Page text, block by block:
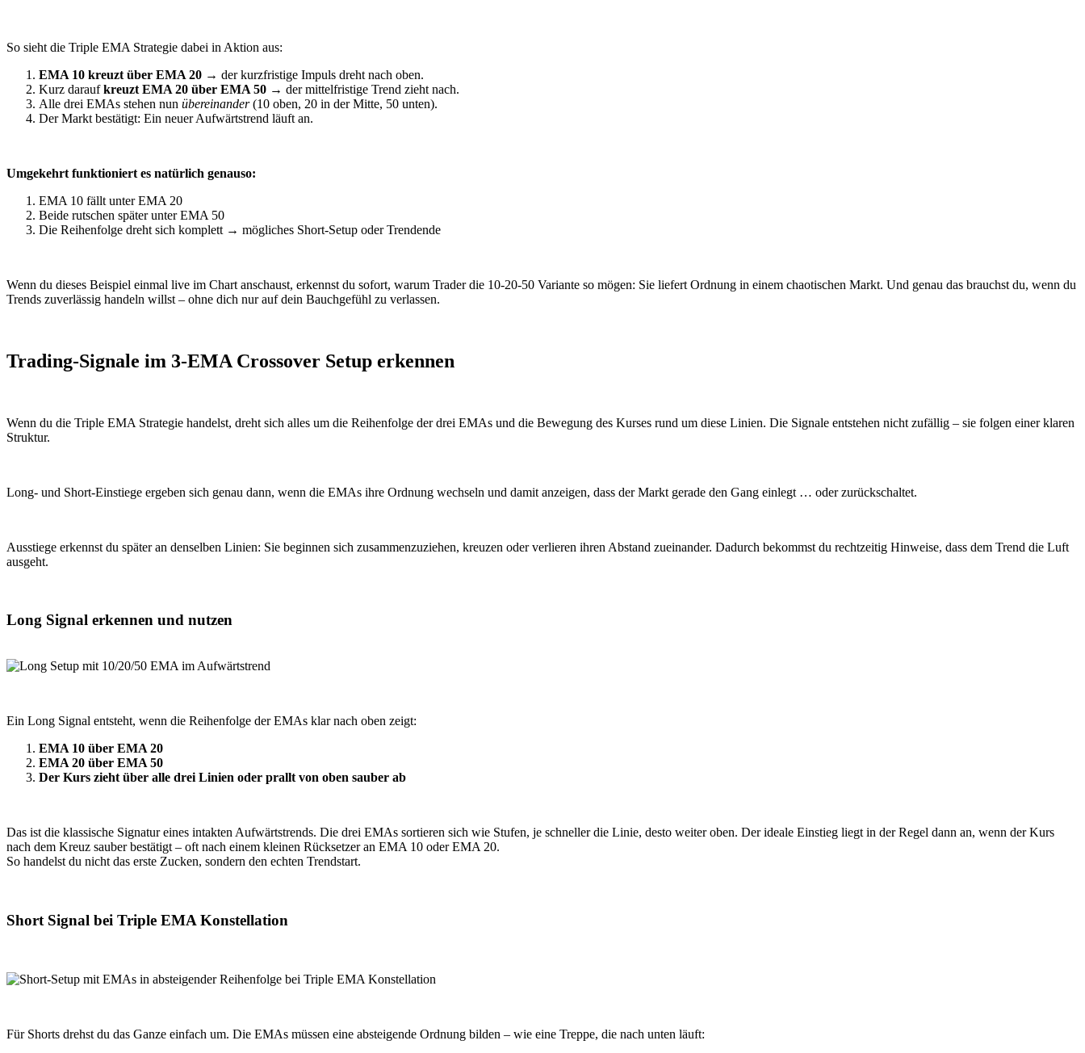
So sieht die Triple EMA Strategie dabei in Aktion aus:
EMA 10 kreuzt über EMA 20 → der kurzfristige Impuls dreht nach oben.
Kurz daraufkreuzt EMA 20 über EMA 50 → der mittelfristige Trend zieht nach.
Alle drei EMAs stehen nun übereinander(10 oben, 20 in der Mitte, 50 unten).
Der Markt bestätigt: Ein neuer Aufwärtstrend läuft an.
Umgekehrt funktioniert es natürlich genauso:
EMA 10 fällt unter EMA 20
Beide rutschen später unter EMA 50
Die Reihenfolge dreht sich komplett → mögliches Short-Setup oder Trendende
Wenn du dieses Beispiel einmal live im Chart anschaust, erkennst du sofort, warum Trader die 10-20-50 Variante so mögen: Sie liefert Ordnung in einem chaotischen Markt. Und genau das brauchst du, wenn du
Trends zuverlässig handeln willst – ohne dich nur auf dein Bauchgefühl zu verlassen.
Trading-Signale im 3-EMA Crossover Setup erkennen
Wenn du die Triple EMA Strategie handelst, dreht sich alles um die Reihenfolge der drei EMAs und die Bewegung des Kurses rund um diese Linien. Die Signale entstehen nicht zufällig – sie folgen einer klaren
Struktur.
Long- und Short-Einstiege ergeben sich genau dann, wenn die EMAs ihre Ordnung wechseln und damit anzeigen, dass der Markt gerade den Gang einlegt … oder zurückschaltet.
Ausstiege erkennst du später an denselben Linien: Sie beginnen sich zusammenzuziehen, kreuzen oder verlieren ihren Abstand zueinander. Dadurch bekommst du rechtzeitig Hinweise, dass dem Trend die Luft
ausgeht.
Long Signal erkennen und nutzen
Ein Long Signal entsteht, wenn die Reihenfolge der EMAs klar nach oben zeigt:
EMA 10 über EMA 20
EMA 20 über EMA 50
Der Kurs zieht über alle drei Linien oder prallt von oben sauber ab
Das ist die klassische Signatur eines intakten Aufwärtstrends. Die drei EMAs sortieren sich wie Stufen, je schneller die Linie, desto weiter oben. Der ideale Einstieg liegt in der Regel dann an, wenn der Kurs
nach dem Kreuz sauber bestätigt – oft nach einem kleinen Rücksetzer an EMA 10 oder EMA 20.
So handelst du nicht das erste Zucken, sondern den echten Trendstart.
Short Signal bei Triple EMA Konstellation
Für Shorts drehst du das Ganze einfach um. Die EMAs müssen eine absteigende Ordnung bilden – wie eine Treppe, die nach unten läuft: